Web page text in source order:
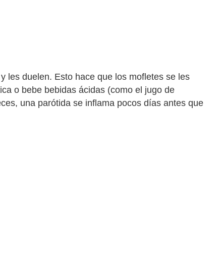
les duelen. Esto hace que los mofletes se les
o bebe bebidas ácidas (como el jugo de
una parótida se inflama pocos días antes que